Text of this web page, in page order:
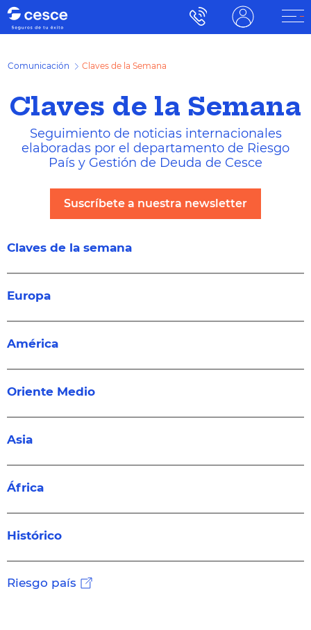
Comunicación Claves de la Semana
Claves de la Semana
Seguimiento de noticias internacionales
elaboradas por el departamento de Riesgo
País y Gestión de Deuda de Cesce
Suscríbete a nuestra newsletter
Claves de la semana
Europa
América
Oriente Medio
Asia
África
Histórico
Riesgo país